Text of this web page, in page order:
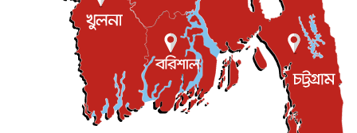
ইস্ট লন্ডন মসজিদের জুমার খুতবা : “কুরআন হোক জীবন দেখার
লেন্স...
ইসলাম ও জীবন ৭ আগস্ট, ২০২৬
সিলেটের কন্যা মোহিনী রশিদ এনওয়াইপিডির উচ্চপদস্থ কর্মকর্তা
দেশজুড়ে ৬ আগস্ট, ২০২৬
আজ থেকে সবার জন্য উন্মুক্ত জুলাই স্মৃতি জাদুঘর